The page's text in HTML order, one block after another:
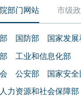
部门网站 市级
国防部 国家发
工业和信息化部
公安部 国家安全
人力资源和社会保障部